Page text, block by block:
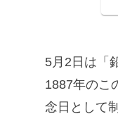
5月2日は「
1887年のこ
念日として